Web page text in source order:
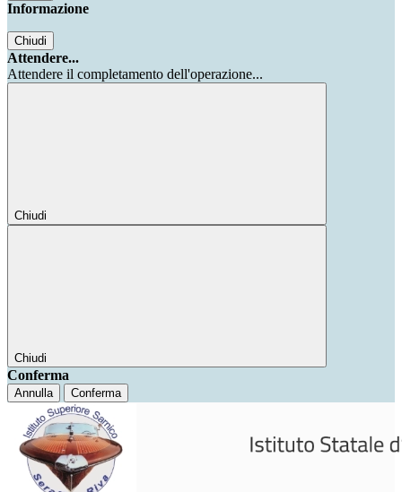
Informazione
Chiudi
Attendere...
Attendere il completamento dell'operazione...
Chiudi
Chiudi
Conferma
Annulla Conferma